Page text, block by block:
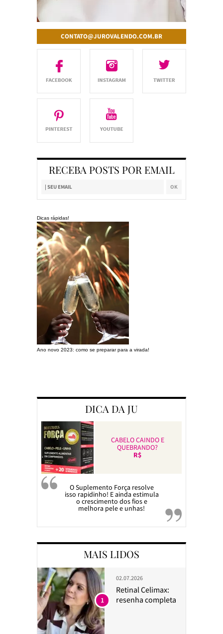
CONTATO@JUROVALENDO.COM.BR
RECEBA POSTS POR EMAIL
Dicas rápidas!
Ano novo 2023: como se preparar para a virada!
DICA DA JU
CABELO CAINDO E
QUEBRANDO?
R$
O Suplemento Força resolve
isso rapidinho! E ainda estimula
o crescimento dos fios e
melhora pele e unhas!
MAIS LIDOS
02.07.2026
Retinal Celimax:
resenha completa
1